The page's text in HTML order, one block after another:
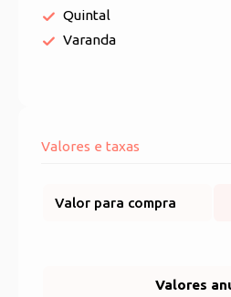
Quintal
Varanda
Valores e taxas
Valor para compra
Valores